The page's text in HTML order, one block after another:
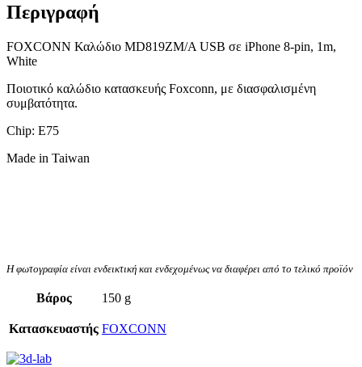
Περιγραφή
FOXCONN Καλώδιο MD819ZM/A USB σε iPhone 8-pin, 1m,
White
Ποιοτικό καλώδιο κατασκευής Foxconn, με διασφαλισμένη
συμβατότητα.
Chip: E75
Made in Taiwan
Η φωτογραφία είναι ενδεικτική και ενδεχομένως να διαφέρει από το τελικό προϊόν
Βάρος 150 g
Κατασκευαστής FOXCONN